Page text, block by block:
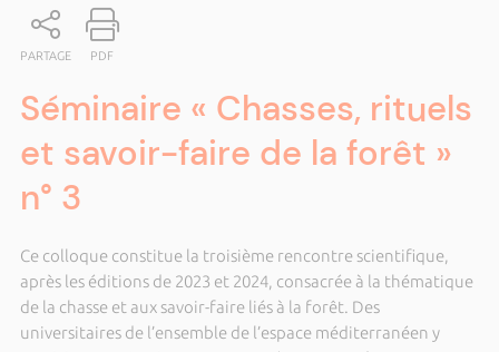
PARTAGE PDF
Séminaire « Chasses, rituels
et savoir-faire de la forêt »
n° 3
Ce colloque constitue la troisième rencontre scientifique,
après les éditions de 2023 et 2024, consacrée à la thématique
de la chasse et aux savoir-faire liés à la forêt. Des
universitaires de l’ensemble de l’espace méditerranéen y